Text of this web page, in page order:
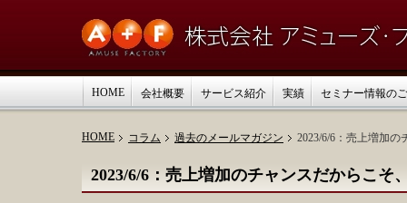
HOME 会社概要 サービス紹介 実績 セミナー情報の
HOME コラム 過去のメールマガジン 2023/6/6：売上増加
2023/6/6：売上増加のチャンスだからこそ